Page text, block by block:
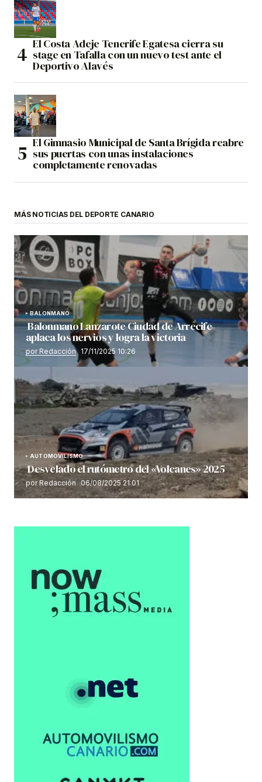
El Costa Adeje Tenerife Egatesa cierra su
stage en Tafalla con un nuevo test ante el
Deportivo Alavés
El Gimnasio Municipal de Santa Brígida reabre
sus puertas con unas instalaciones
completamente renovadas
MÁS NOTICIAS DEL DEPORTE CANARIO
BALONMANO
Balonmano Lanzarote Ciudad de Arrecife
aplaca los nervios y logra la victoria
por Redacción 17/11/2025 10:26
AUTOMOVILISMO
Desvelado el rutómetro del «Volcanes» 2025
por Redacción 06/08/2025 21:01